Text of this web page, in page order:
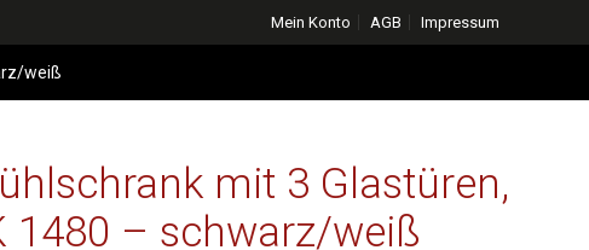
Mein Konto AGB Impressum
weiß
mit 3 Glastüren,
1480 – schwarz/weiß